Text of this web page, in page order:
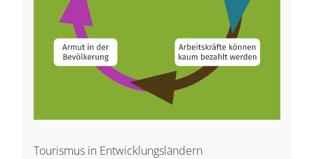
Tourismus in Entwicklungsländern